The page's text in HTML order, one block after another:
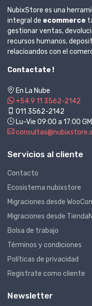
NubixStore es una
integral de ecommerce
gestionar ventas,
recursos humanos,
relacioandos con el
Contactate !
En La Nube
+54 9 11 3562-2142
011 3562-2142
Lu-Vie 09:00 a 17:00
Servicios al cliente
Contacto
Ecosistema nubixstore
Migraciones desde
Migraciones desde
Bolsa de trabajo
Términos y condiciones
Políticas de privacidad
Registrate como cliente
Newsletter